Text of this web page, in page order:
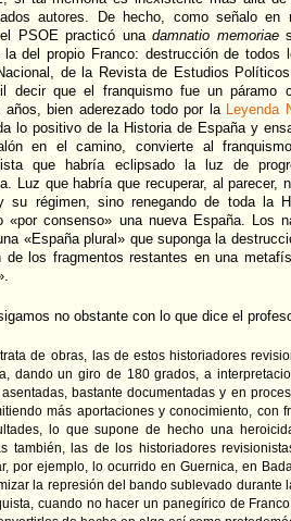
autores. De hecho, como señalo en
el PSOE practicó unadamnatio memoriae
la del propio Franco: destrucción de todos
de la Revista de Estudios
decir que el franquismo fue un páramo
años, bien aderezado todo por la Leyenda
lo positivo de la Historia de España y
en el camino, convierte al
que habría eclipsado la luz de
Luz que habría que recuperar, al parecer,
su régimen, sino renegando de toda la
«por consenso» una nueva España. Los
«España plural» que suponga la
de los fragmentos restantes en una
no obstante con lo que dice el
de obras, las de estos historiadores
dando un giro de 180 grados, a
bastante documentadas y en
más aportaciones y conocimiento, con
lo que supone de hecho una
también, las de los historiadores
por ejemplo, lo ocurrido en Guernica, en
la represión del bando sublevado durante
cuando no hacer un panegírico de